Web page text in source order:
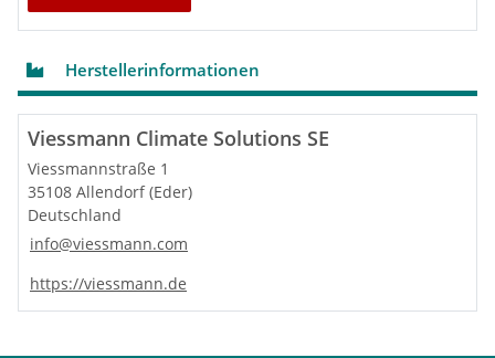
Bedienung, Optimierung, Wartung und Service
Geführte Inbetriebnahme über ViGuide
Einzelraumregelung mit Komponenten aus ViCare
Smart Climate
Inneneinheit der Vitocal 150-A, Typ
AWO-E-AC 151.A10
Herstellerinformationen
Viessmann Climate Solutions SE
Viessmannstraße 1
35108 Allendorf (Eder)
Deutschland
info@viessmann.com
https://viessmann.de